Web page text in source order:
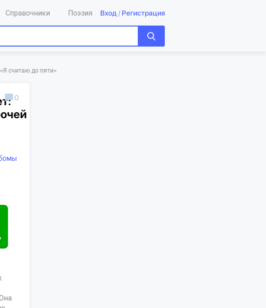
Справочники Поэзия Вход / Регистрация
считаю до пяти»
0